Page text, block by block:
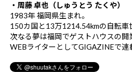
・周藤 卓也（しゅうとう たくや）
1983年 福岡県生まれ。
150カ国と13万1214.54kmの自転車
次なる夢は福岡でゲストハウスの開
WEBライターとしてGIGAZINEで連